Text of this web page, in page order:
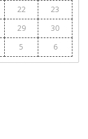
22
23
29
30
5 6